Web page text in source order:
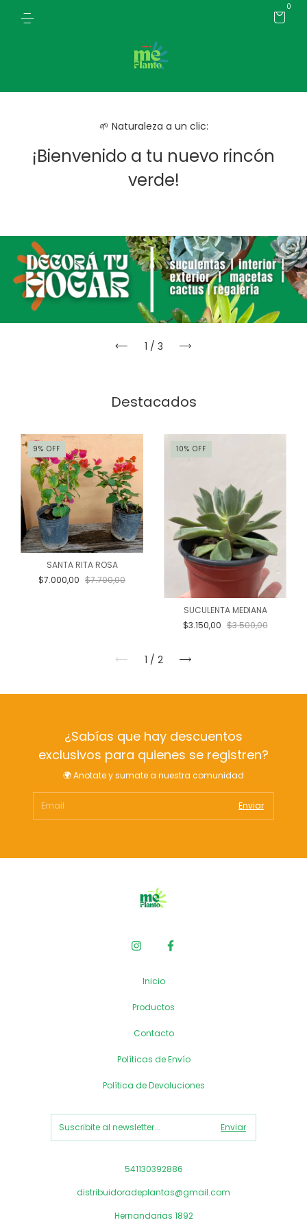
0
🌱 Naturaleza a un clic:
¡Bienvenido a tu nuevo rincón
verde!
1 / 3
Destacados
9% OFF
SANTA RITA ROSA
$7.000,00 $7.700,00
10% OFF
SUCULENTA MEDIANA
$3.150,00 $3.500,00
1 / 2
¿Sabías que hay descuentos
exclusivos para quienes se registren?
🌍 Anotate y sumate a nuestra comunidad
Inicio
Productos
Contacto
Políticas de Envío
Política de Devoluciones
541130392886
distribuidoradeplantas@gmail.com
Hernandarias 1892